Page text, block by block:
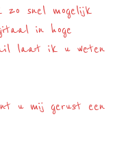
zo snel mogelijk
in hoge
laat ik u weten
u mij gerust een